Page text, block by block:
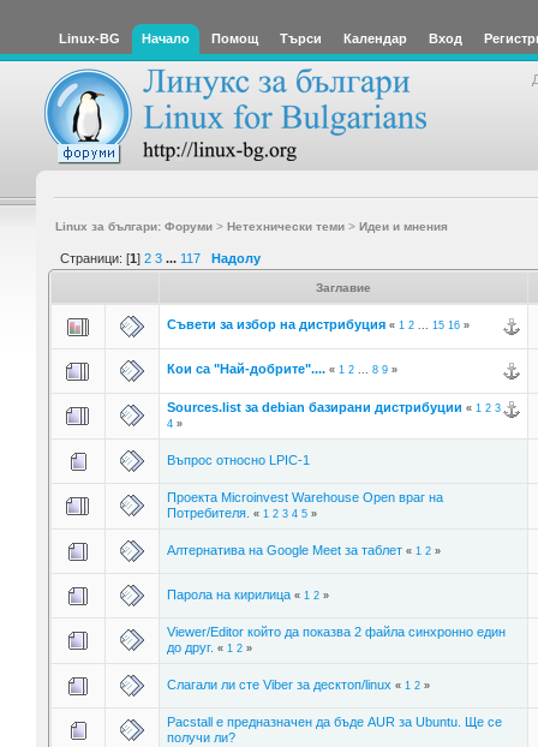
Linux-BG Начало Помощ Търси Календар Вход
Linux за българи: Форуми> Нетехнически теми> Идеи и мнения
Страници: [1] 2 3 ... 117 Надолу
Заглавие
Съвети за избор на дистрибуция « 1 2... 15 16»
Кои са "Най-добрите".... « 1 2... 8 9»
Sources.list за debian базирани дистрибуции « 1 2 3
4»
Въпрос относно LPIC-1
Проекта Microinvest Warehouse Open враг на
Потребителя. « 1 2 3 4 5»
Алтернатива на Google Meet за таблет « 1 2»
Парола на кирилица « 1 2»
Viewer/Editor който да показва 2 файла синхронно един
до друг. « 1 2»
Слагaли ли сте Viber за десктоп/linux « 1 2»
Pacstall е предназначен да бъде AUR за Ubuntu. Ще се
получи ли?